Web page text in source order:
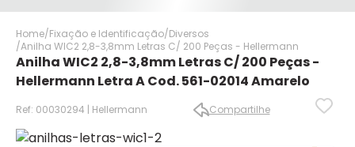
Home Fixação e Identificação Diversos
Anilha WIC2 2,8-3,8mm Letras C/ 200 Peças - Hellermann
Anilha WIC2 2,8-3,8mm Letras C/ 200 Peças -
Hellermann Letra A Cod. 561-02014 Amarelo
Ref: 00030294 | Hellermann Compartilhe